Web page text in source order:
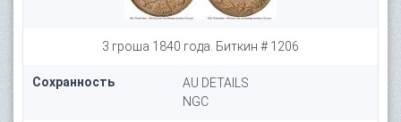
3 гроша 1840 года. Биткин # 1206
Сохранность
AU DETAILS
NGC